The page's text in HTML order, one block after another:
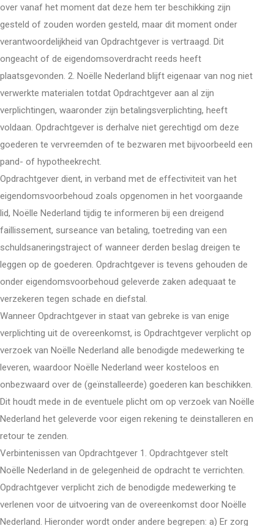
over vanaf het moment dat deze hem ter beschikking zijn
gesteld of zouden worden gesteld, maar dit moment onder
verantwoordelijkheid van Opdrachtgever is vertraagd. Dit
ongeacht of de eigendomsoverdracht reeds heeft
plaatsgevonden. 2. Noëlle Nederland blijft eigenaar van nog niet
verwerkte materialen totdat Opdrachtgever aan al zijn
verplichtingen, waaronder zijn betalingsverplichting, heeft
voldaan. Opdrachtgever is derhalve niet gerechtigd om deze
goederen te vervreemden of te bezwaren met bijvoorbeeld een
pand- of hypotheekrecht.
Opdrachtgever dient, in verband met de effectiviteit van het
eigendomsvoorbehoud zoals opgenomen in het voorgaande
lid, Noëlle Nederland tijdig te informeren bij een dreigend
faillissement, surseance van betaling, toetreding van een
schuldsaneringstraject of wanneer derden beslag dreigen te
leggen op de goederen. Opdrachtgever is tevens gehouden de
onder eigendomsvoorbehoud geleverde zaken adequaat te
verzekeren tegen schade en diefstal.
Wanneer Opdrachtgever in staat van gebreke is van enige
verplichting uit de overeenkomst, is Opdrachtgever verplicht op
verzoek van Noëlle Nederland alle benodigde medewerking te
leveren, waardoor Noëlle Nederland weer kosteloos en
onbezwaard over de (geïnstalleerde) goederen kan beschikken.
Dit houdt mede in de eventuele plicht om op verzoek van Noëlle
Nederland het geleverde voor eigen rekening te deinstalleren en
retour te zenden.
Verbintenissen van Opdrachtgever 1. Opdrachtgever stelt
Noëlle Nederland in de gelegenheid de opdracht te verrichten.
Opdrachtgever verplicht zich de benodigde medewerking te
verlenen voor de uitvoering van de overeenkomst door Noëlle
Nederland. Hieronder wordt onder andere begrepen: a) Er zorg